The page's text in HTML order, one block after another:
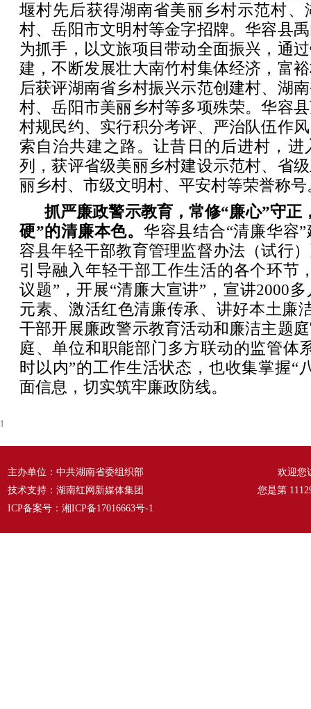
堰村先后获得湖南省美丽乡村示范村、
村、岳阳市文明村等金字招牌。华容县
为抓手，以文旅项目带动全面振兴，通
建，不断发展壮大南竹村集体经济，富
后获评湖南省乡村振兴示范创建村、湖
村、岳阳市美丽乡村等多项殊荣。华容
村规民约、实行积分考评、严治队伍作
索自治共建之路。让昔日的后进村，进
列，获评省级美丽乡村建设示范村、省
丽乡村、市级文明村、平安村等荣誉称号
抓严廉政警示教育，常修“廉心”守正
硬”的清廉本色。 华容县结合“清廉华容
容县年轻干部教育管理监督办法（试行
引导融入年轻干部工作生活的各个环节
议题”，开展“清廉大宣讲”，宣讲2000
元素、激活红色清廉传承、讲好本土廉
干部开展廉政警示教育活动和廉洁主题
庭、单位和职能部门多方联动的监管体
时以内”的工作生活状态，也收集掌握“
面信息，切实筑牢廉政防线。
1
主办单位：中共湖南省委组织部
技术支持：湖南红网新媒体集团
ICP备案号： 湘ICP备17016663号-1
欢迎您
您是第